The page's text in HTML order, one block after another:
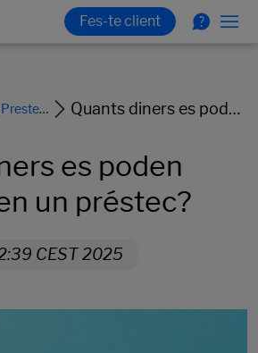
Blog Prestem i Finançament Quants diners es poden demanar en un préstec?
es poden
un préstec?
CEST 2025